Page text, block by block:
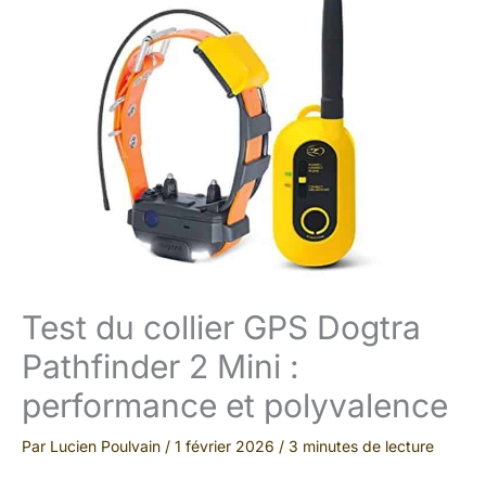
Test du collier GPS Dogtra
Pathfinder 2 Mini :
performance et polyvalence
Par Lucien Poulvain / 1 février 2026 / 3 minutes de lecture